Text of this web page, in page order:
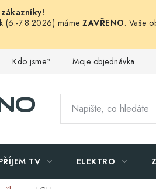
(6.-7.8.2026) máme ZAVŘENO. Vaše
Kdo jsme? Moje objednávka
TV ELEKTRO